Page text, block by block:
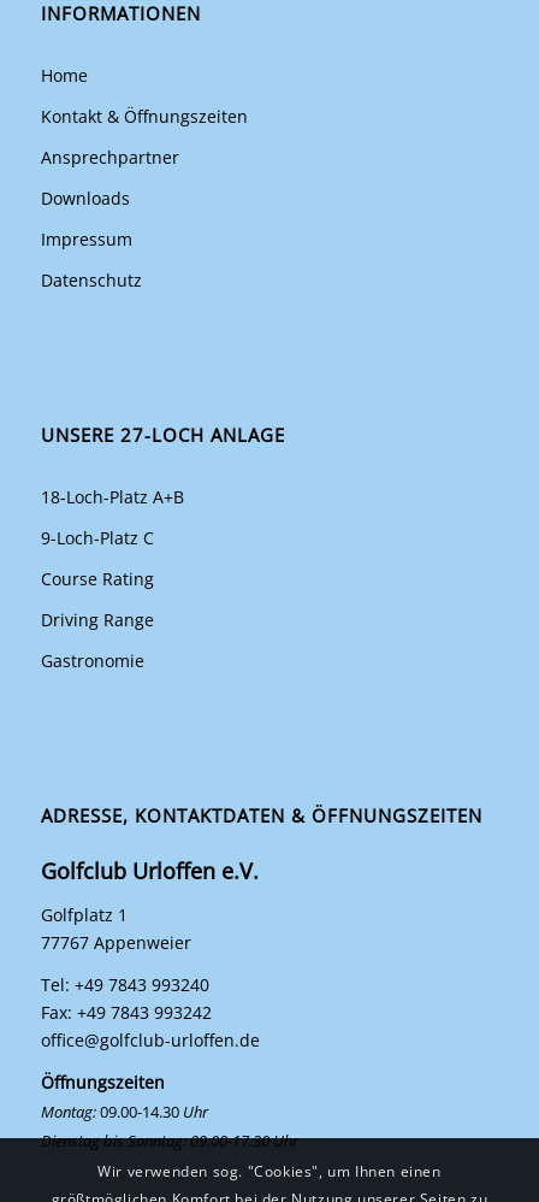
INFORMATIONEN
Home
Kontakt & Öffnungszeiten
Ansprechpartner
Downloads
Impressum
Datenschutz
UNSERE 27-LOCH ANLAGE
18-Loch-Platz A+B
9-Loch-Platz C
Course Rating
Driving Range
Gastronomie
ADRESSE, KONTAKTDATEN & ÖFFNUNGSZEITEN
Golfclub Urloffen e.V.
Golfplatz 1
77767 Appenweier
Tel: +49 7843 993240
Fax: +49 7843 993242
office@golfclub-urloffen.de
Öffnungszeiten
Montag:09.00-14.30 Uhr
Dienstag bis Sonntag: 09.00-17.30 Uhr
Wir verwenden sog. "Cookies", um Ihnen einen